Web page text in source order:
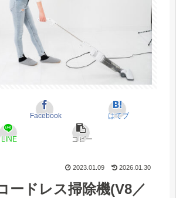
Facebook はてブ
LINE コピー
2023.01.09 2026.01.30
ードレス掃除機(V8／